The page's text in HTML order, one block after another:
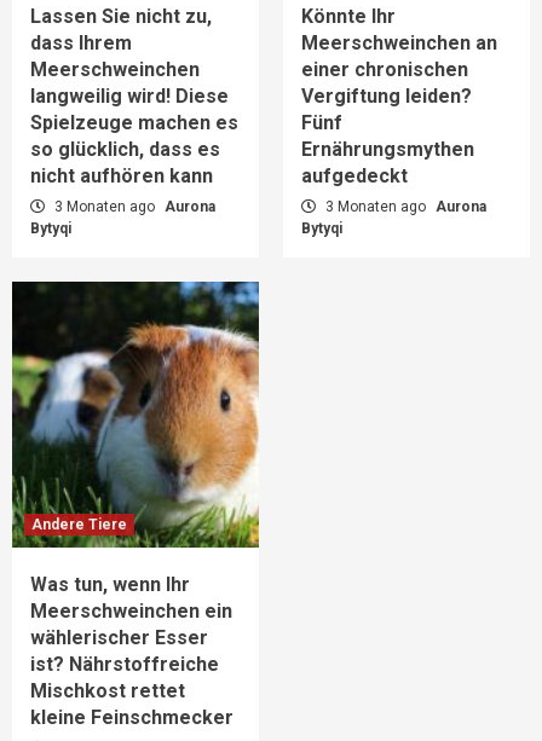
Lassen Sie nicht zu,
dass Ihrem
Meerschweinchen
langweilig wird! Diese
Spielzeuge machen es
so glücklich, dass es
nicht aufhören kann
3 Monaten ago Aurona
Bytyqi
Könnte Ihr
Meerschweinchen an
einer chronischen
Vergiftung leiden?
Fünf
Ernährungsmythen
aufgedeckt
3 Monaten ago Aurona
Bytyqi
Andere Tiere
Was tun, wenn Ihr
Meerschweinchen ein
wählerischer Esser
ist? Nährstoffreiche
Mischkost rettet
kleine Feinschmecker